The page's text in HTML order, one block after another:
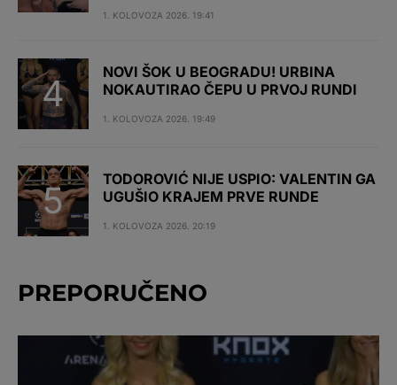
1. KOLOVOZA 2026. 19:41
NOVI ŠOK U BEOGRADU! URBINA
NOKAUTIRAO ČEPU U PRVOJ RUNDI
1. KOLOVOZA 2026. 19:49
TODOROVIĆ NIJE USPIO: VALENTIN GA
UGUŠIO KRAJEM PRVE RUNDE
1. KOLOVOZA 2026. 20:19
PREPORUČENO